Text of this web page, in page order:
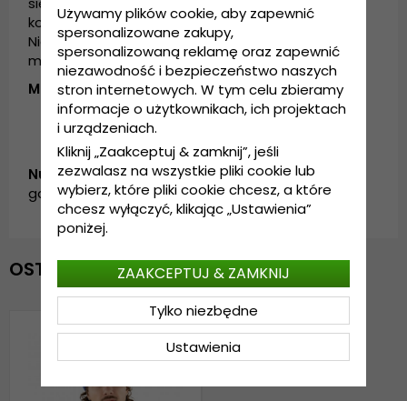
kolorach, aby pasowała do Twojego stylu.
Niezbędny dodatek do garderoby na chłodniejsze
miesiące.
Materiały: futro królika i akryl
Numer artykułu:
garda.KH0620204.15.angora.beanie.blue
OSTATNIO OGLĄDANE
Używamy plików cookie, aby zapewnić
spersonalizowane zakupy,
spersonalizowaną reklamę oraz zapewnić
niezawodność i bezpieczeństwo naszych
stron internetowych. W tym celu zbieramy
informacje o użytkownikach, ich projektach
i urządzeniach.
Kliknij „Zaakceptuj & zamknij”, jeśli
zezwalasz na wszystkie pliki cookie lub
wybierz, które pliki cookie chcesz, a które
chcesz wyłączyć, klikając „Ustawienia”
poniżej.
Ustawienia
Tylko niezbędne
ZAAKCEPTUJ & ZAMKNIJ